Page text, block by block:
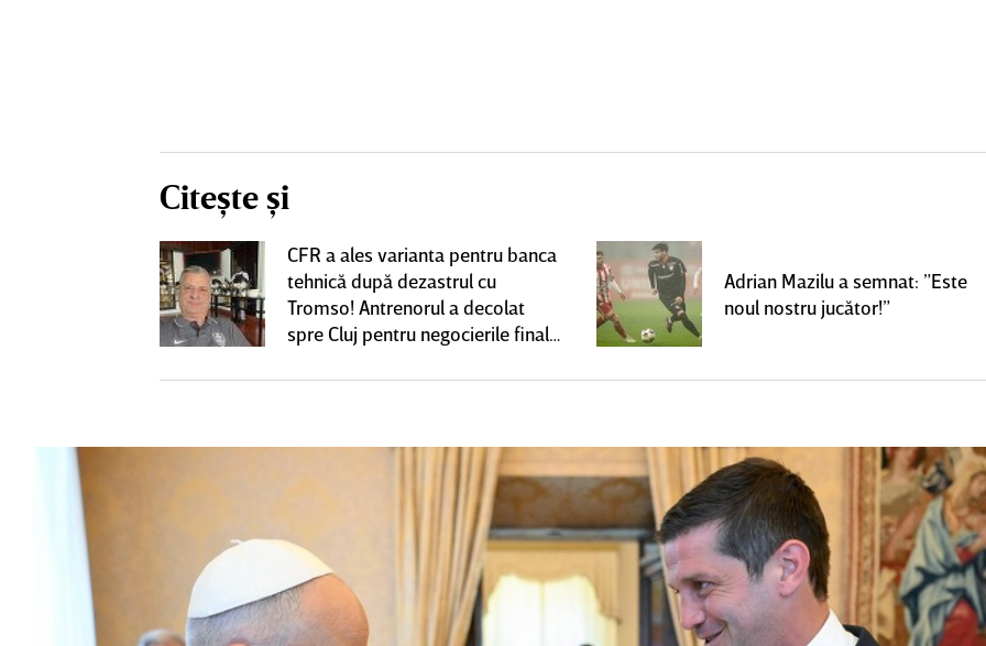
Citește și
CFR a ales varianta pentru banca
tehnică după dezastrul cu
Tromso! Antrenorul a decolat
spre Cluj pentru negocierile finale
Adrian Mazilu a semnat: ”Este
noul nostru jucător!”